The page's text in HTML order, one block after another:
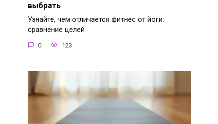
выбрать
Узнайте, чем отличается фитнес от йоги:
сравнение целей
0 123